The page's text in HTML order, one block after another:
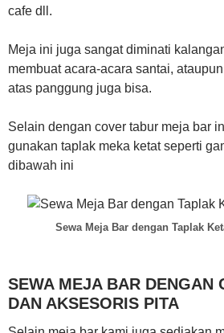
cafe dll.
Meja ini juga sangat diminati
membuat acara-acara santai,
atas panggung juga bisa.
Selain dengan cover tabur meja bar
gunakan taplak meka ketat seperti
dibawah ini
Sewa Meja Bar dengan Taplak
SEWA MEJA BAR DENGAN
DAN AKSESORIS PITA